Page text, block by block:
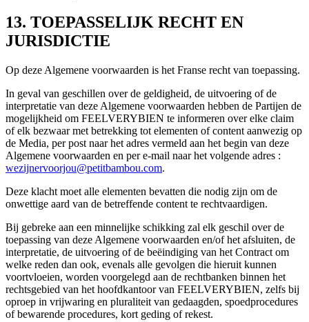
13. TOEPASSELIJK RECHT EN
JURISDICTIE
Op deze Algemene voorwaarden is het Franse recht van toepassing.
In geval van geschillen over de geldigheid, de uitvoering of de
interpretatie van deze Algemene voorwaarden hebben de Partijen de
mogelijkheid om FEELVERYBIEN te informeren over elke claim
of elk bezwaar met betrekking tot elementen of content aanwezig op
de Media, per post naar het adres vermeld aan het begin van deze
Algemene voorwaarden en per e-mail naar het volgende adres :
wezijnervoorjou@petitbambou.com.
Deze klacht moet alle elementen bevatten die nodig zijn om de
onwettige aard van de betreffende content te rechtvaardigen.
Bij gebreke aan een minnelijke schikking zal elk geschil over de
toepassing van deze Algemene voorwaarden en/of het afsluiten, de
interpretatie, de uitvoering of de beëindiging van het Contract om
welke reden dan ook, evenals alle gevolgen die hieruit kunnen
voortvloeien, worden voorgelegd aan de rechtbanken binnen het
rechtsgebied van het hoofdkantoor van FEELVERYBIEN, zelfs bij
oproep in vrijwaring en pluraliteit van gedaagden, spoedprocedures
of bewarende procedures, kort geding of rekest.